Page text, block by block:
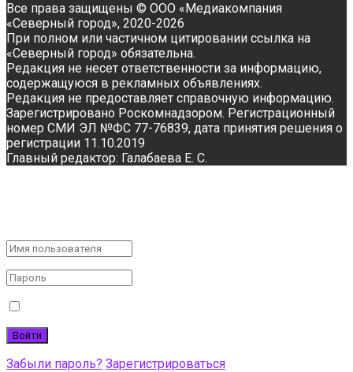
Все права защищены © ООО «Медиакомпания
«Северный город», 2020-2026
При полном или частичном цитировании ссылка на
«Северный город» обязательна.
Редакция не несет ответственности за информацию,
содержащуюся в рекламных объявлениях.
Редакция не предоставляет справочную информацию.
Зарегистрировано Роскомнадзором. Регистрационный
номер СМИ ЭЛ №ФС 77-76839, дата принятия решения о
регистрации 11.10.2019
Главный редактор: Галабаева Е. С.
Забыли пароль? Зарегистрироваться